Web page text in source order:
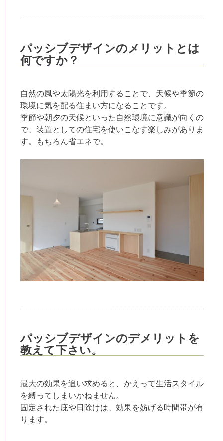
パッシブデザインのメリットとは
何ですか？
自然の風や太陽光を利用することで、天候や季節の
環境に気を配る住まい方になることです。
季節や朝夕の天候といった自然環境に意識が向くの
で、装置としての住宅を使いこなす楽しみがありま
す。もちろん省エネで。
パッシブデザインのデメリットを
教えて下さい。
最大の効果を追い求めると、かえって生活スタイル
を縛ってしまいかねません。
固定された庇や日除けは、効果を妨げる時間帯が有
ります。